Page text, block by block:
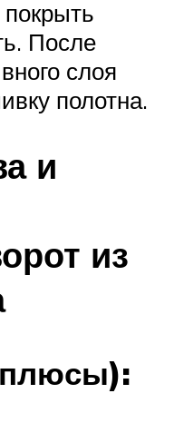
После
слоя
полотна.
и
из